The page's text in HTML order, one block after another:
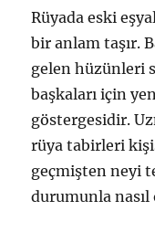
Rüyada eski
bir anlam taşır.
gelen hüzünleri
başkaları için
göstergesidir.
rüya tabirleri
geçmişten neyi
durumunla nasıl